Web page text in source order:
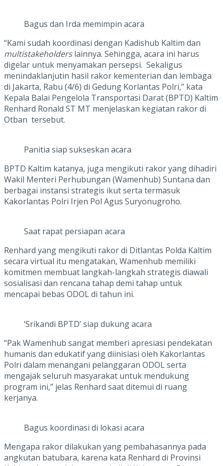
Bagus dan Irda memimpin acara
“Kami sudah koordinasi dengan Kadishub Kaltim dan
multistakeholderslainnya. Sehingga, acara ini harus
digelar untuk menyamakan persepsi. Sekaligus
menindaklanjutin hasil rakor kementerian dan lembaga
di Jakarta, Rabu (4/6) di Gedung Korlantas Polri,” kata
Kepala Balai Pengelola Transportasi Darat (BPTD) Kaltim
Renhard Ronald ST MT menjelaskan kegiatan rakor di
Otban tersebut.
Panitia siap sukseskan acara
BPTD Kaltim katanya, juga mengikuti rakor yang dihadiri
Wakil Menteri Perhubungan (Wamenhub) Suntana dan
berbagai instansi strategis ikut serta termasuk
Kakorlantas Polri Irjen Pol Agus Suryonugroho.
Saat rapat persiapan acara
Renhard yang mengikuti rakor di Ditlantas Polda Kaltim
secara virtual itu mengatakan, Wamenhub memiliki
komitmen membuat langkah-langkah strategis diawali
sosialisasi dan rencana tahap demi tahap untuk
mencapai bebas ODOL di tahun ini.
‘Srikandi BPTD’ siap dukung acara
“Pak Wamenhub sangat memberi apresiasi pendekatan
humanis dan edukatif yang diinisiasi oleh Kakorlantas
Polri dalam menangani pelanggaran ODOL serta
mengajak seluruh masyarakat untuk mendukung
program ini,” jelas Renhard saat ditemui di ruang
kerjanya.
Bagus koordinasi di lokasi acara
Mengapa rakor dilakukan yang pembahasannya pada
angkutan batubara, karena kata Renhard di Provinsi